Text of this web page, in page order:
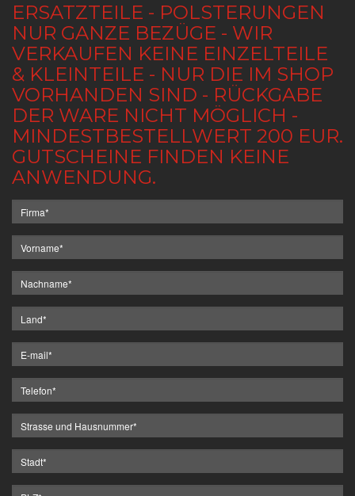
ERSATZTEILE - POLSTERUNGEN
NUR GANZE BEZÜGE - WIR
VERKAUFEN KEINE EINZELTEILE
& KLEINTEILE - NUR DIE IM SHOP
VORHANDEN SIND - RÜCKGABE
DER WARE NICHT MÖGLICH -
MINDESTBESTELLWERT 200 EUR.
GUTSCHEINE FINDEN KEINE
ANWENDUNG.